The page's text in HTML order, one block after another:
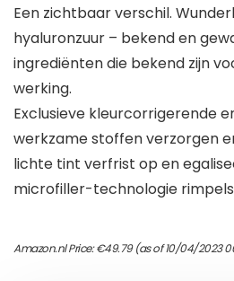
Een zichtbaar verschil.
hyaluronzuur – bekend en
ingrediënten die bekend zijn
werking.
Exclusieve kleurcorrigerende
werkzame stoffen verzorgen
lichte tint verfrist op en
microfiller-technologie
Amazon.nl Price:€49.79(as of 10/04/2023